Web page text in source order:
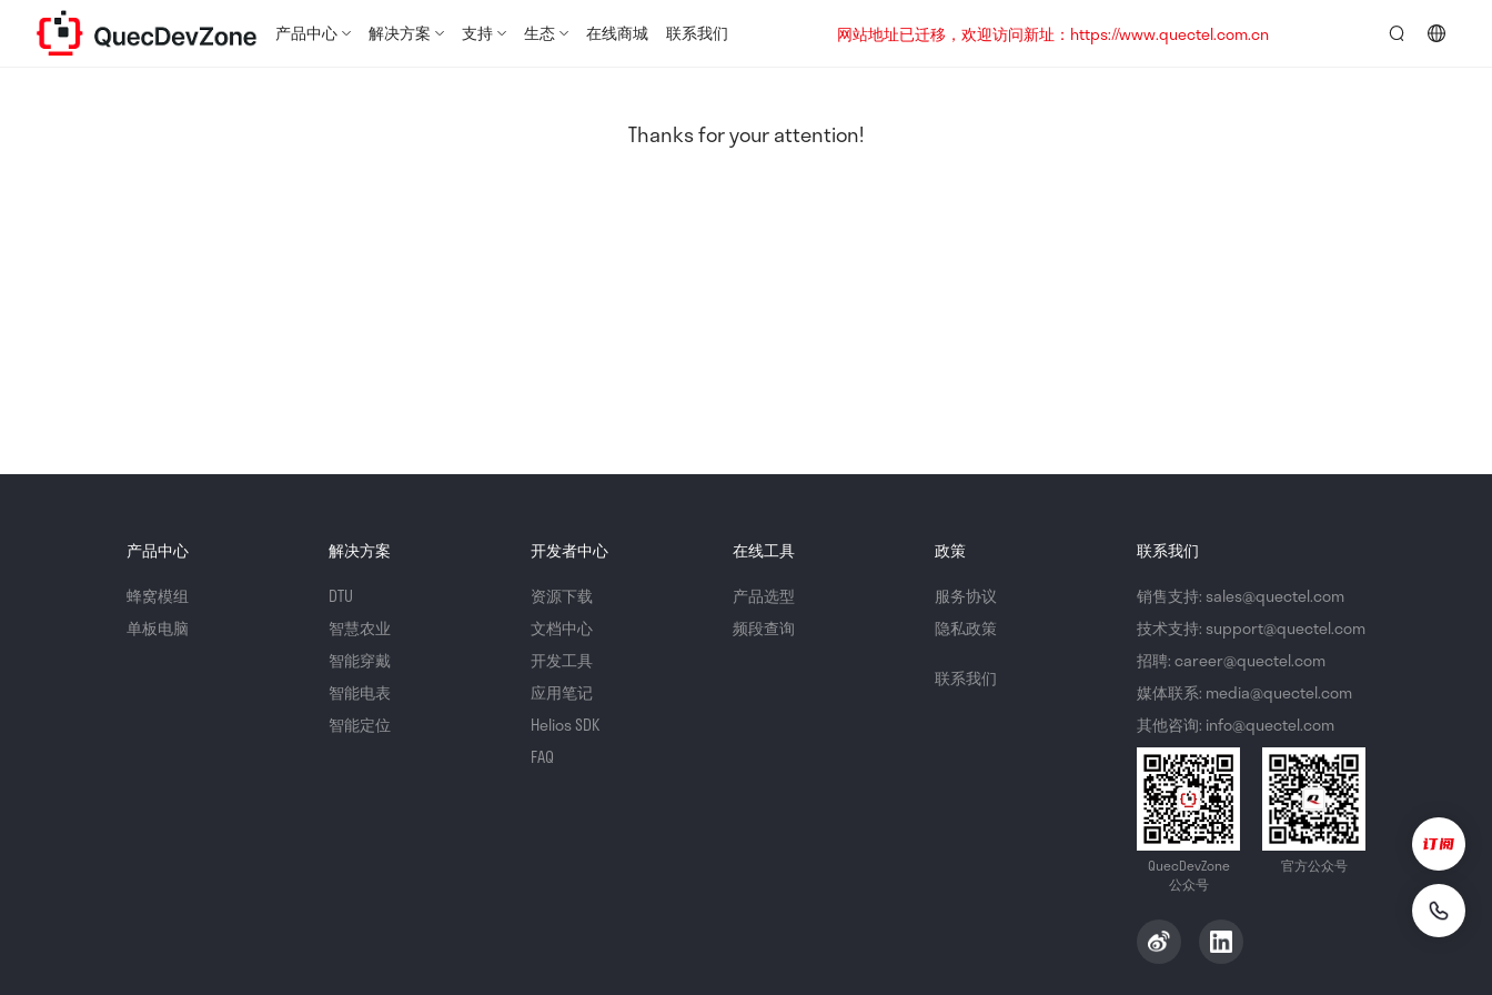
产品中心 解决方案 支持 生态 在线商城 联系我们
网站地址已迁移，欢迎访问新址：https://www.quectel.com.cn
Thanks for your attention!
产品中心
蜂窝模组
单板电脑
解决方案
DTU
智慧农业
智能穿戴
智能电表
智能定位
开发者中心
资源下载
文档中心
开发工具
应用笔记
Helios SDK
FAQ
在线工具
产品选型
频段查询
政策
服务协议
隐私政策
联系我们
联系我们
销售支持: sales@quectel.com
技术支持: support@quectel.com
招聘: career@quectel.com
媒体联系: media@quectel.com
其他咨询: info@quectel.com
QuecDevZone
公众号
官方公众号